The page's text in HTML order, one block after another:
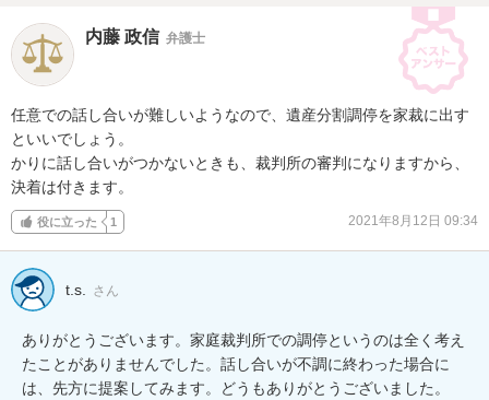
内藤 政信 弁護士
任意での話し合いが難しいようなので、遺産分割調停を家裁に出す
といいでしょう。
かりに話し合いがつかないときも、裁判所の審判になりますから、
決着は付きます。
役に立った 1 2021年8月12日 09:34
t.s. さん
ありがとうございます。家庭裁判所での調停というのは全く考え
たことがありませんでした。話し合いが不調に終わった場合に
は、先方に提案してみます。どうもありがとうございました。